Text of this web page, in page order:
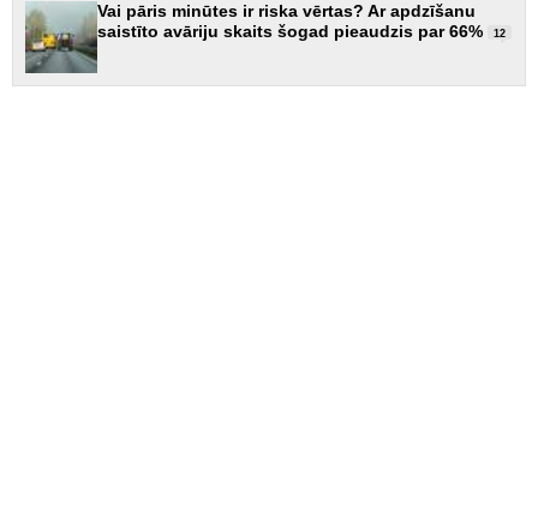
Vai pāris minūtes ir riska vērtas? Ar apdzīšanu
saistīto avāriju skaits šogad pieaudzis par 66%
12